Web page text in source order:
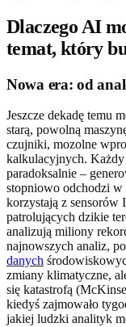
Dlaczego AI
temat, który
Nowa era: od
Jeszcze dekadę temu
starą, powolną
czujniki, mozolne
kalkulacyjnych. Każdy
paradoksalnie –
stopniowo odchodzi w
korzystają z sensorów
patrolujących dzikie
analizują miliony
najnowszych analiz,
danych
zmiany klimatyczne,
się katastrofą
kiedyś zajmowało
jakiej ludzki analityk